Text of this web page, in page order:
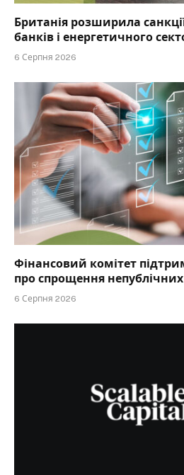
Британія розширила
банків і енергетичного
6 Серпня 2026
Фінансовий комітет
про спрощення непублічних
6 Серпня 2026